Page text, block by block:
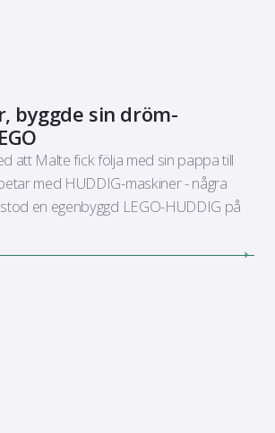
byggde sin dröm-
att Malte fick följa med sin pappa till
med HUDDIG-maskiner - några
en egenbyggd LEGO-HUDDIG på